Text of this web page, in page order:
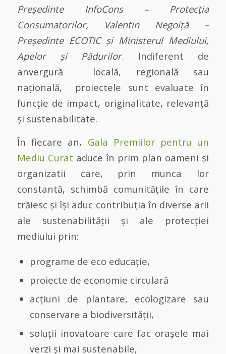
Președinte InfoCons – Protecția
Consumatorilor, Valentin Negoiță –
Președinte ECOTIC și Ministerul Mediului,
Apelor și Pădurilor. Indiferent de
anvergură locală, regională sau
națională, proiectele sunt evaluate în
funcție de impact, originalitate, relevanță
și sustenabilitate.
În fiecare an, Gala Premiilor pentru un
Mediu Curat aduce în prim plan oameni și
organizatii care, prin munca lor
constantă, schimbă comunitățile în care
trăiesc și își aduc contribuția în diverse arii
ale sustenabilității și ale protecției
mediului prin:
programe de eco educație,
proiecte de economie circulară
acțiuni de plantare, ecologizare sau
conservare a biodiversității,
soluții inovatoare care fac orașele mai
verzi și mai sustenabile,